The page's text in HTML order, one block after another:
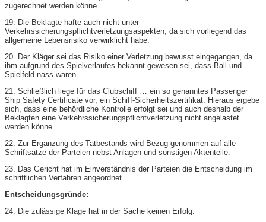
zugerechnet werden könne.
19. Die Beklagte hafte auch nicht unter
Verkehrssicherungspflichtverletzungsaspekten, da sich vorliegend das
allgemeine Lebensrisiko verwirklicht habe.
20. Der Kläger sei das Risiko einer Verletzung bewusst eingegangen, da
ihm aufgrund des Spielverlaufes bekannt gewesen sei, dass Ball und
Spielfeld nass waren.
21. Schließlich liege für das Clubschiff … ein so genanntes Passenger
Ship Safety Certificate vor, ein Schiff-Sicherheitszertifikat. Hieraus ergebe
sich, dass eine behördliche Kontrolle erfolgt sei und auch deshalb der
Beklagten eine Verkehrssicherungspflichtverletzung nicht angelastet
werden könne.
22. Zur Ergänzung des Tatbestands wird Bezug genommen auf alle
Schriftsätze der Parteien nebst Anlagen und sonstigen Aktenteile.
23. Das Gericht hat im Einverständnis der Parteien die Entscheidung im
schriftlichen Verfahren angeordnet.
Entscheidungsgründe:
24. Die zulässige Klage hat in der Sache keinen Erfolg.